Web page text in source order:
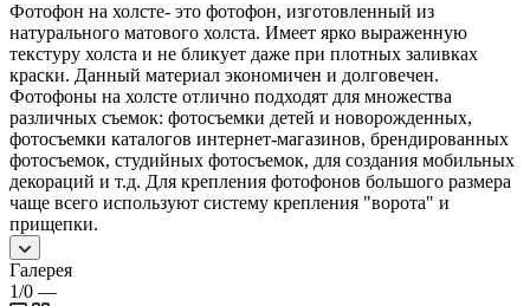
Фотофон на холсте- это фотофон, изготовленный из
натурального матового холста. Имеет ярко выраженную
текстуру холста и не бликует даже при плотных заливках
краски. Данный материал экономичен и долговечен.
Фотофоны на холсте отлично подходят для множества
различных съемок: фотосъемки детей и новорожденных,
фотосъемки каталогов интернет-магазинов, брендированных
фотосъемок, студийных фотосъемок, для создания мобильных
декораций и т.д. Для крепления фотофонов большого размера
чаще всего используют систему крепления "ворота" и
прищепки.
Галерея
1/0 —